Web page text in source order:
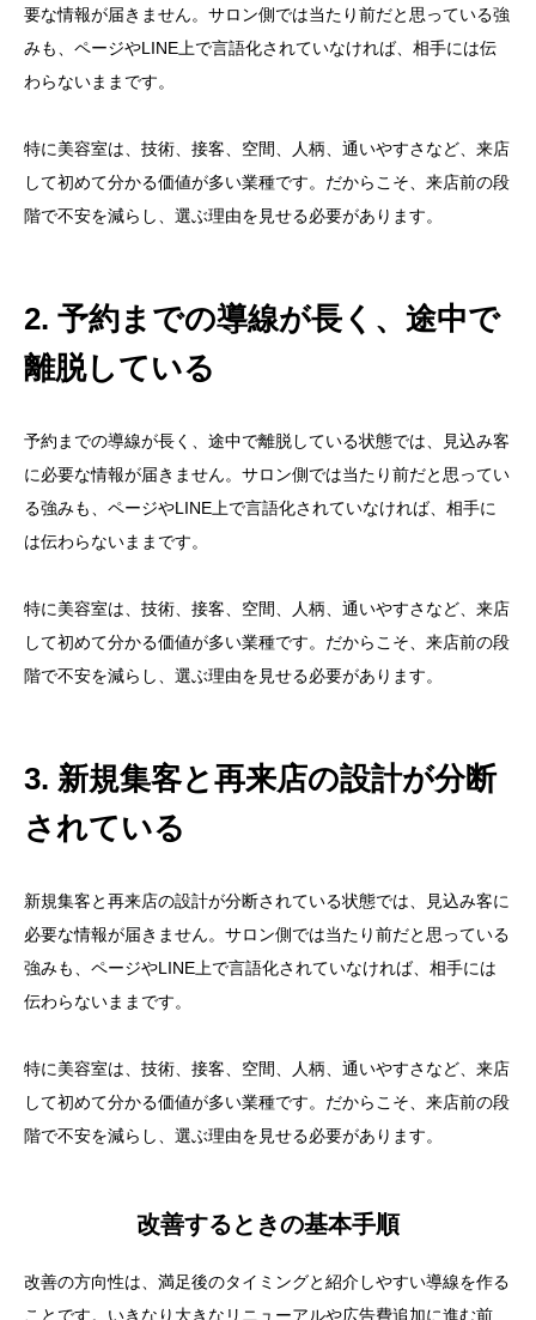
要な情報が届きません。サロン側では当たり前だと思っている強
みも、ページやLINE上で言語化されていなければ、相手には伝
わらないままです。
特に美容室は、技術、接客、空間、人柄、通いやすさなど、来店
して初めて分かる価値が多い業種です。だからこそ、来店前の段
階で不安を減らし、選ぶ理由を見せる必要があります。
2. 予約までの導線が長く、途中で
離脱している
予約までの導線が長く、途中で離脱している状態では、見込み客
に必要な情報が届きません。サロン側では当たり前だと思ってい
る強みも、ページやLINE上で言語化されていなければ、相手に
は伝わらないままです。
特に美容室は、技術、接客、空間、人柄、通いやすさなど、来店
して初めて分かる価値が多い業種です。だからこそ、来店前の段
階で不安を減らし、選ぶ理由を見せる必要があります。
3. 新規集客と再来店の設計が分断
されている
新規集客と再来店の設計が分断されている状態では、見込み客に
必要な情報が届きません。サロン側では当たり前だと思っている
強みも、ページやLINE上で言語化されていなければ、相手には
伝わらないままです。
特に美容室は、技術、接客、空間、人柄、通いやすさなど、来店
して初めて分かる価値が多い業種です。だからこそ、来店前の段
階で不安を減らし、選ぶ理由を見せる必要があります。
改善するときの基本手順
改善の方向性は、満足後のタイミングと紹介しやすい導線を作る
ことです。いきなり大きなリニューアルや広告費追加に進む前